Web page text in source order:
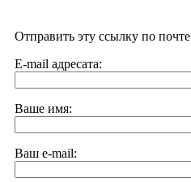
Отправить эту ссылку по почте
E-mail адресата:
Ваше имя:
Ваш e-mail: